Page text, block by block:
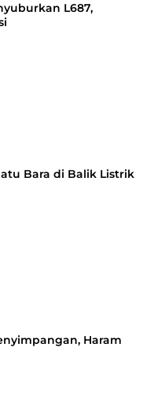
L687,
Bara di Balik Listrik
Haram